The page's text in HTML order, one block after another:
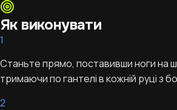
Як виконувати
1
Станьте прямо, поставивши ноги на
тримаючи по гантелі в кожній руці з
2